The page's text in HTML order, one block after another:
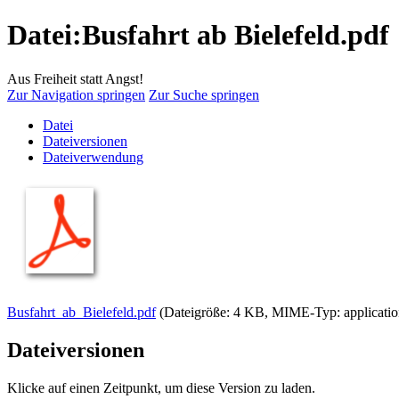
Datei:Busfahrt ab Bielefeld.pdf
Aus Freiheit statt Angst!
Zur Navigation springen Zur Suche springen
Datei
Dateiversionen
Dateiverwendung
Busfahrt_ab_Bielefeld.pdf‎(Dateigröße: 4 KB, MIME-Typ:
Dateiversionen
Klicke auf einen Zeitpunkt, um diese Version zu laden.